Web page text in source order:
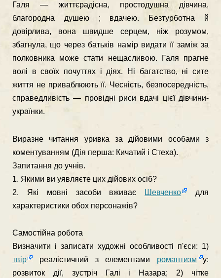
Галя — життєрадісна, простодушна дівчина,
благородна душею ; вдачею. Безтурботна й
довірлива, вона швидше серцем, ніж розу­мом,
збагнула, що через батьків намір видати її заміж за
полковника може стати нещасливою. Галя прагне
волі в своїх почуттях і діях. Ні багатство, ні сите
життя не приваблюють її. Чесність, безпосе­редність,
справедливість — провідні риси вдачі цієї дівчини-
українки.
Виразне читання уривка за дійовими особами з
коментуванням (Дія перша: Кичатий і Стеха).
Запитання до учнів.
1. Якими ви уявляєте цих дійових осіб?
2. Які мовні засоби вживає
Шевченко
для
характеристики обох персонажів?
Самостійна робота
Визначити і записати художні особливості п'єси: 1)
твір
реалі­стичний з елементами романтизм
у:
розвиток дії, зустріч Галі і На­зара; 2) чітке